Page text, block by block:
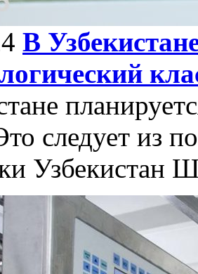
В
следует из
Узбекистан